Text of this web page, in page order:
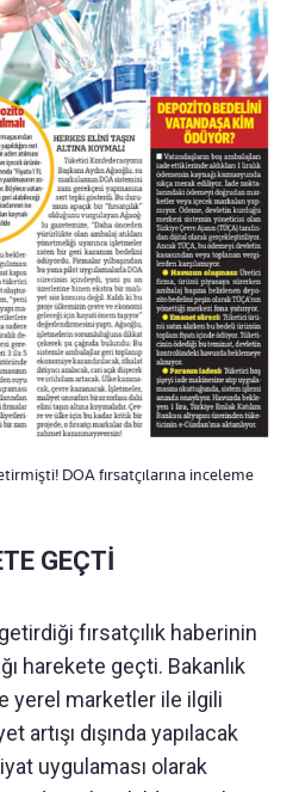
DOA fırsatçılarına inceleme
GEÇTİ
fırsatçılık haberinin
harekete geçti. Bakanlık
yerel marketler ile ilgili
dışında yapılacak
uygulaması olarak